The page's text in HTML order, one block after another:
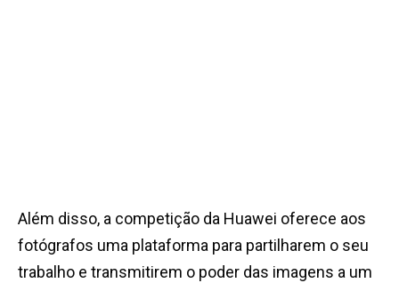
Além disso, a competição da Huawei oferece aos
fotógrafos uma plataforma para partilharem o seu
trabalho e transmitirem o poder das imagens a um